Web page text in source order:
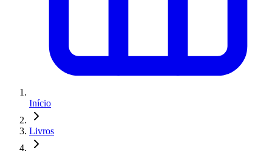
Início
Livros